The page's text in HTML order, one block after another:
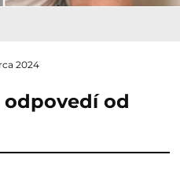
2024
odpovedí od